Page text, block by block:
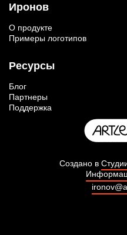
Иронов
О продукте
Примеры логотипов
Ресурсы
Блог
Партнеры
Поддержка
Создано в